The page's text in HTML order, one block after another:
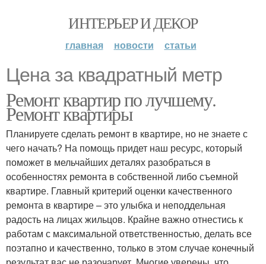
ИНТЕРЬЕР И ДЕКОР
главная новости статьи
Цена за квадратный метр
Ремонт квартир по лучшему.
Ремонт квартиры
Планируете сделать ремонт в квартире, но не знаете с
чего начать? На помощь придет наш ресурс, который
поможет в мельчайших деталях разобраться в
особенностях ремонта в собственной либо съемной
квартире. Главный критерий оценки качественного
ремонта в квартире – это улыбка и неподдельная
радость на лицах жильцов. Крайне важно отнестись к
работам с максимальной ответственностью, делать все
поэтапно и качественно, только в этом случае конечный